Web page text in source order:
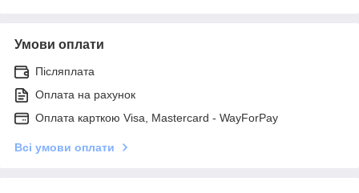
Умови оплати
Післяплата
Оплата на рахунок
Оплата карткою Visa, Mastercard - WayForPay
Всі умови оплати